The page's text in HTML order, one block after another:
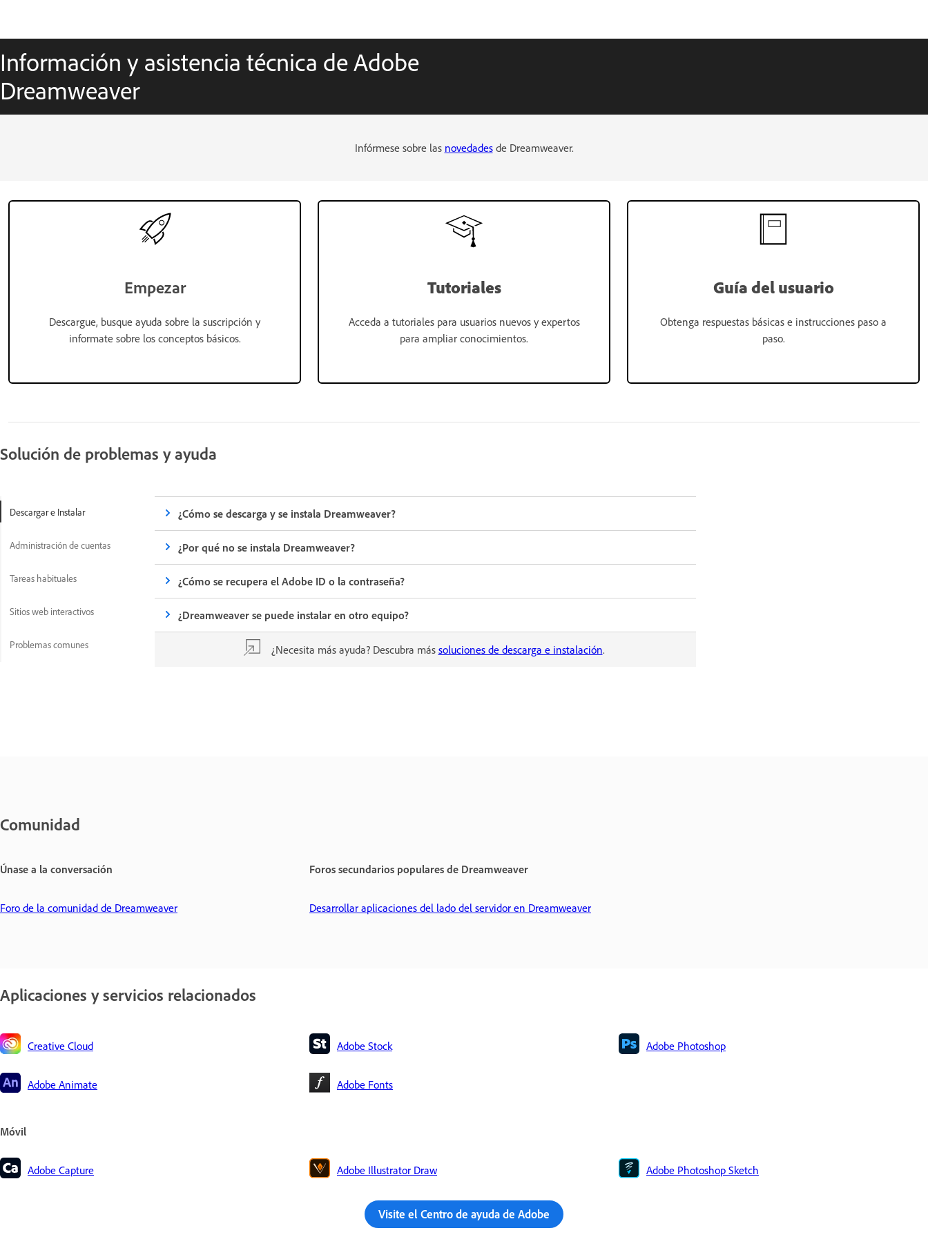
Información y asistencia técnica de Adobe
Dreamweaver
Infórmese sobre las novedadesde Dreamweaver.
Empezar
Descargue, busque ayuda sobre la suscripción y
informate sobre los conceptos básicos.
Tutoriales
Acceda a tutoriales para usuarios nuevos y expertos
para ampliar conocimientos.
Guía del usuario
Obtenga respuestas básicas e instrucciones paso a
paso.
Solución de problemas y ayuda
Descargar e Instalar
Administración de cuentas
Tareas habituales
Sitios web interactivos
Problemas comunes
¿Cómo se descarga y se instala Dreamweaver?
¿Por qué no se instala Dreamweaver?
¿Cómo se recupera el Adobe ID o la contraseña?
¿Dreamweaver se puede instalar en otro equipo?
¿Necesita más ayuda? Descubra más soluciones de descarga e instalación.
Comunidad
Únase a la conversación
Foro de la comunidad de Dreamweaver
Foros secundarios populares de Dreamweaver
Desarrollar aplicaciones del lado del servidor en Dreamweaver
Aplicaciones y servicios relacionados
Creative Cloud Adobe Stock Adobe Photoshop
Adobe Animate Adobe Fonts
Móvil
Adobe Capture Adobe Illustrator Draw Adobe Photoshop Sketch
Visite el Centro de ayuda de Adobe